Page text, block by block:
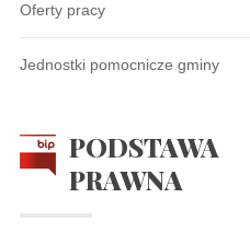
Oferty pracy
Jednostki pomocnicze gminy
PODSTAWA
PRAWNA